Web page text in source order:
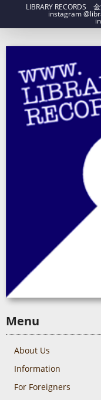
LIBRARY RECORDS
instagram
Menu
About Us
Information
For Foreigners